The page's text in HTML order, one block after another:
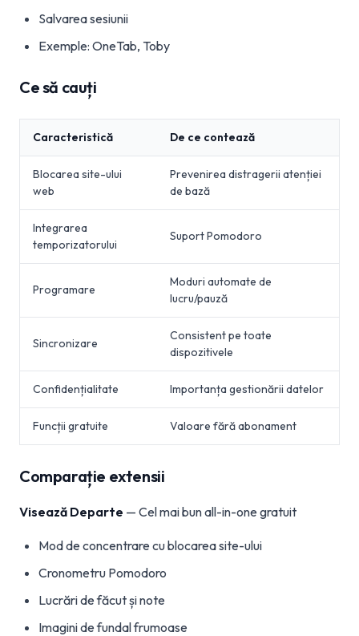
Salvarea sesiunii
Exemple: OneTab, Toby
Ce să cauți
Caracteristică De ce contează
Blocarea site-ului
web
Prevenirea distragerii atenției
de bază
Integrarea
temporizatorului
Suport Pomodoro
Programare
Moduri automate de
lucru/pauză
Sincronizare
Consistent pe toate
dispozitivele
Confidențialitate Importanța gestionării datelor
Funcții gratuite Valoare fără abonament
Comparație extensii
Visează Departe — Cel mai bun all-in-one gratuit
Mod de concentrare cu blocarea site-ului
Cronometru Pomodoro
Lucrări de făcut și note
Imagini de fundal frumoase